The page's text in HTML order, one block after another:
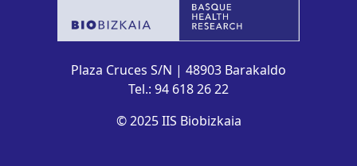
Plaza Cruces S/N | 48903 Barakaldo
Tel.: 94 618 26 22
© 2025 IIS Biobizkaia